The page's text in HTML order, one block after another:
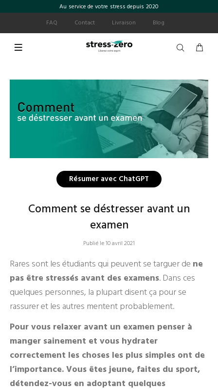
Au service de votre stress depuis 2020
FAQ
Contact Livraison Blog
Résumer avec ChatGPT
Comment se déstresser avant un
examen
Publié le 10 avril 2021
Rares sont les étudiants qui peuvent se targuer de ne
pas être stressés avant des examens. Dans ces
quelques personnes, la plupart disent ça pour se
rassurer et les autres mentent probablement.
Pour vous relaxer avant un examen penser à
manger sainement et vous hydrater
correctement les choses les plus simples ont de
l’importance. Vous êtes jeune, faites du sport,
détendez-vous en adoptant quelques